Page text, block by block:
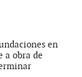
en
a obra de